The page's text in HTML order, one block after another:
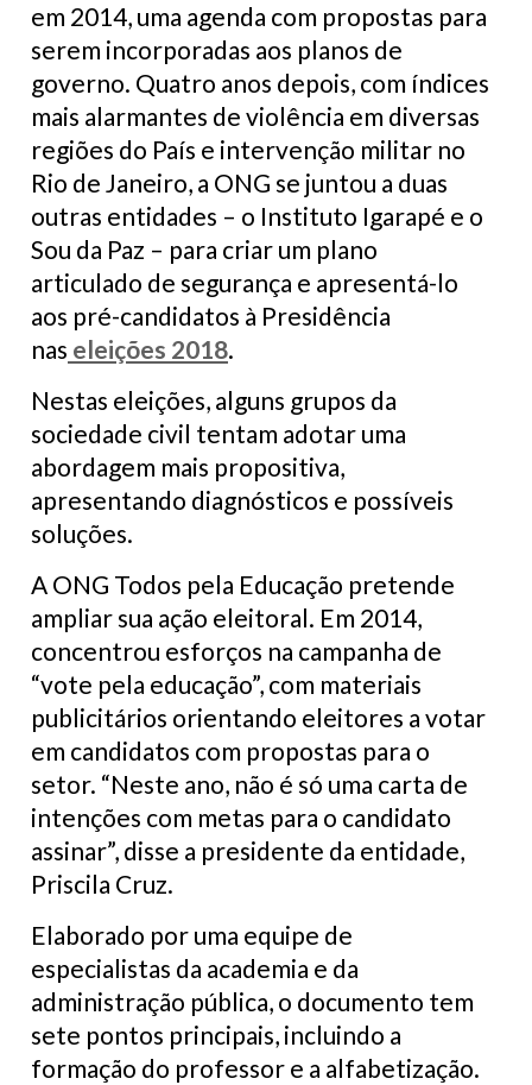
em 2014, uma agenda com propostas para
serem incorporadas aos planos de
governo. Quatro anos depois, com índices
mais alarmantes de violência em diversas
regiões do País e intervenção militar no
Rio de Janeiro, a ONG se juntou a duas
outras entidades – o Instituto Igarapé e o
Sou da Paz – para criar um plano
articulado de segurança e apresentá-lo
aos pré-candidatos à Presidência
nas eleições 2018.
Nestas eleições, alguns grupos da
sociedade civil tentam adotar uma
abordagem mais propositiva,
apresentando diagnósticos e possíveis
soluções.
A ONG Todos pela Educação pretende
ampliar sua ação eleitoral. Em 2014,
concentrou esforços na campanha de
“vote pela educação”, com materiais
publicitários orientando eleitores a votar
em candidatos com propostas para o
setor. “Neste ano, não é só uma carta de
intenções com metas para o candidato
assinar”, disse a presidente da entidade,
Priscila Cruz.
Elaborado por uma equipe de
especialistas da academia e da
administração pública, o documento tem
sete pontos principais, incluindo a
formação do professor e a alfabetização.